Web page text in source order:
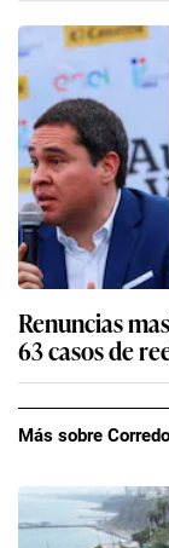
Renuncias
63 casos de
Más sobre